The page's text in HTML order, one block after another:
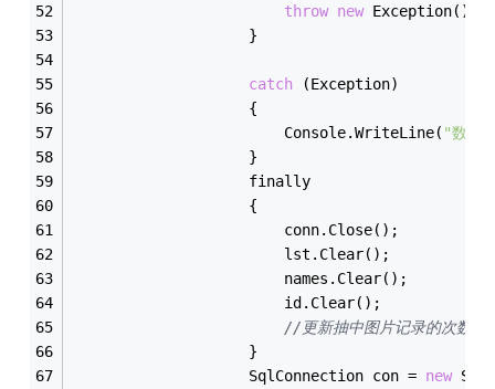
throw new Exception();
                    }
catch (Exception)
                    {
                        Console.WriteLine(
"数据
                    }
                    finally
                    {
                        conn.Close();
                        lst.Clear();
                        names.Clear();
                        id.Clear();
//更新抽中图片记录的次数
                    }
                    SqlConnection con =
new